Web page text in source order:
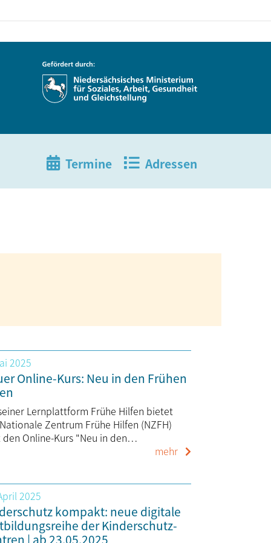
Termine Adressen
2025
Online-Kurs: Neu in den Frühen
Lernplattform Frühe Hilfen bietet
Zentrum Frühe Hilfen (NZFH)
Online-Kurs "Neu in den…
mehr
2025
kompakt: neue digitale
der Kinderschutz-
| ab 23.05.2025